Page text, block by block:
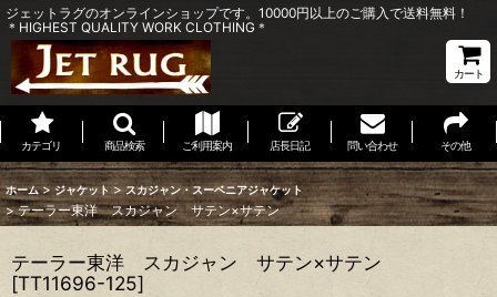
ジェットラグのオンラインショップです。10000円以上のご購入で送料無料！
＊HIGHEST QUALITY WORK CLOTHING＊
カート
カテゴリ 商品検索 ご利用案内 店長日記 問い合わせ その他
ホーム > ジャケット > スカジャン・スーベニアジャケット
> テーラー東洋 スカジャン サテン×サテン
テーラー東洋 スカジャン サテン×サテン
[TT11696-125]